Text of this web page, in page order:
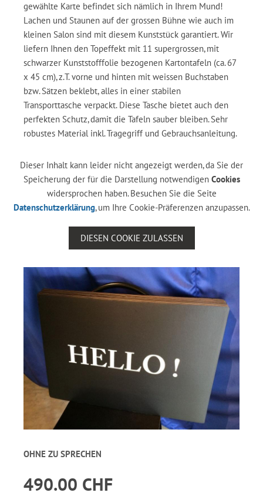
gewählte Karte befindet sich nämlich in Ihrem Mund!
Lachen und Staunen auf der grossen Bühne wie auch im
kleinen Salon sind mit diesem Kunststück garantiert. Wir
liefern Ihnen den Topeffekt mit 11 supergrossen, mit
schwarzer Kunststofffolie bezogenen Kartontafeln (ca. 67
x 45 cm), z.T. vorne und hinten mit weissen Buchstaben
bzw. Sätzen beklebt, alles in einer stabilen
Transporttasche verpackt. Diese Tasche bietet auch den
perfekten Schutz, damit die Tafeln sauber bleiben. Sehr
robustes Material inkl. Tragegriff und Gebrauchsanleitung.
Dieser Inhalt kann leider nicht angezeigt werden, da Sie der
Speicherung der für die Darstellung notwendigen Cookies
widersprochen haben. Besuchen Sie die Seite
Datenschutzerklärung, um Ihre Cookie-Präferenzen anzupassen.
DIESEN COOKIE ZULASSEN
OHNE ZU SPRECHEN
490.00 CHF